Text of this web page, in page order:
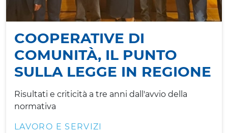
COOPERATIVE DI
COMUNITÀ, IL PUNTO
SULLA LEGGE IN REGIONE
Risultati e criticità a tre anni dall'avvio della
normativa
LAVORO E SERVIZI